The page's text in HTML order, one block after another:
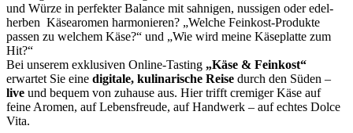
und Würze in perfekter Balance mit sahnigen, nussigen oder edel-
herben Käsearomen harmonieren? „Welche Feinkost-Produkte
passen zu welchem Käse?“ und „Wie wird meine Käseplatte zum
Hit?“
Bei unserem exklusiven Online-Tasting „Käse & Feinkost“
erwartet Sie eine digitale, kulinarische Reise durch den Süden –
live und bequem von zuhause aus. Hier trifft cremiger Käse auf
feine Aromen, auf Lebensfreude, auf Handwerk – auf echtes Dolce
Vita.